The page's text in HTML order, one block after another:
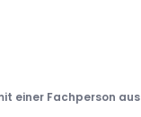
Fachperson aus